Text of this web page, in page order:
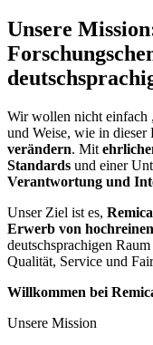
Unsere
Wir wollen nicht einfach
und Weise, wie in dieser
verändern. Mit
Standards und einer
Verantwortung und
Unser Ziel ist es,
Erwerb von
deutschsprachigen
Qualität, Service und
Willkommen bei
Unsere Mission